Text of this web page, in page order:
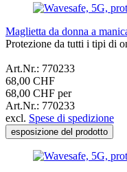
Maglietta da donna a
Protezione da tutti i tipi di
Art.Nr.: 770233
68,00 CHF
68,00 CHF per
Art.Nr.: 770233
excl. Spese di spedizione
esposizione del prodotto